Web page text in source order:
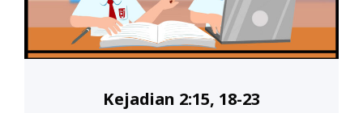
Kejadian 2:15, 18-23